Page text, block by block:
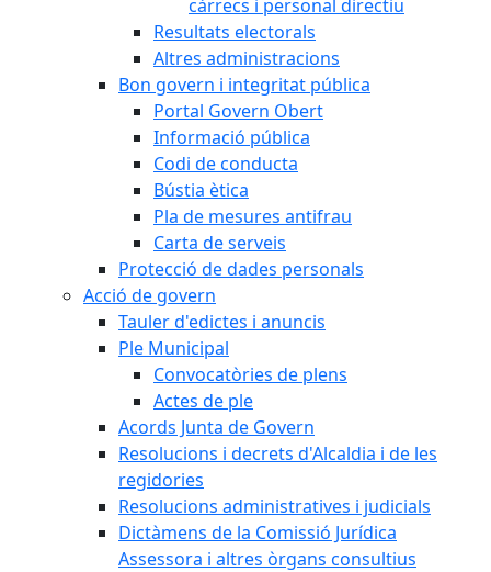
càrrecs i personal directiu
Resultats electorals
Altres administracions
Bon govern i integritat pública
Portal Govern Obert
Informació pública
Codi de conducta
Bústia ètica
Pla de mesures antifrau
Carta de serveis
Protecció de dades personals
Acció de govern
Tauler d'edictes i anuncis
Ple Municipal
Convocatòries de plens
Actes de ple
Acords Junta de Govern
Resolucions i decrets d'Alcaldia i de les
regidories
Resolucions administratives i judicials
Dictàmens de la Comissió Jurídica
Assessora i altres òrgans consultius